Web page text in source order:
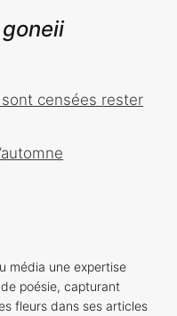
censées rester
média une expertise
poésie, capturant
fleurs dans ses articles